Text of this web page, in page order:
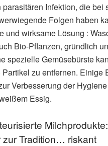
parasitären Infektion, die bei
Folgen haben
und wirksame Lösung :
Bio-Pflanzen, gründlich
spezielle Gemüsebürste
zu entfernen. Einige
Verbesserung der
Essig.
zur Tradition… riskant